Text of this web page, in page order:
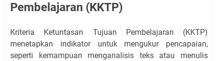
Pembelajaran (KKTP)
Kriteria Ketuntasan Tujuan Pembelajaran (KKTP)
menetapkan indikator untuk mengukur pencapaian,
seperti kemampuan menganalisis teks atau menulis